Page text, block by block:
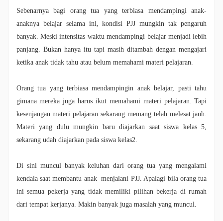
Sebenarnya bagi orang tua yang terbiasa mendampingi anak-
anaknya belajar selama ini, kondisi PJJ mungkin tak pengaruh
banyak. Meski intensitas waktu mendampingi belajar menjadi lebih
panjang. Bukan hanya itu tapi masih ditambah dengan mengajari
ketika anak tidak tahu atau belum memahami materi pelajaran.
Orang tua yang terbiasa mendampingin anak belajar, pasti tahu
gimana mereka juga harus ikut memahami materi pelajaran. Tapi
kesenjangan materi pelajaran sekarang memang telah melesat jauh.
Materi yang dulu mungkin baru diajarkan saat siswa kelas 5,
sekarang udah diajarkan pada siswa kelas2.
Di sini muncul banyak keluhan dari orang tua yang mengalami
kendala saat membantu anak menjalani PJJ. Apalagi bila orang tua
ini semua pekerja yang tidak memiliki pilihan bekerja di rumah
dari tempat kerjanya. Makin banyak juga masalah yang muncul.